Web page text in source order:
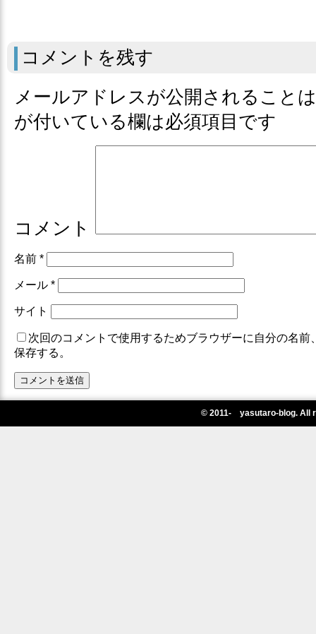
コメントを残す
メールアドレスが公開されること
が付いている欄は必須項目です
コメント
名前 *
メール *
サイト
次回のコメントで使用するためブラウザーに自分の名前
保存する。
© 2011- yasutaro-blog. All